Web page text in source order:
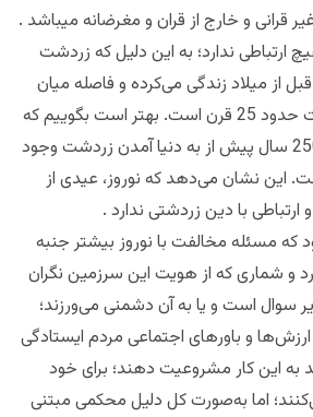
قرانی و خارج از قران و مغرضانه میباشد .
ارتباطی ندارد؛ به این دلیل که زردشت
تا 600 سال قبل از میلاد زندگی می‌کرده و فاصله میان
پیشدادیان بلخ و زردشت حدود 25 قرن است. بهتر است بگوییم که
نوروز حدود 2400 یا 2500 سال پیش از به دنیا آمدن زردشت وجود
این نشان می‌دهد که نوروز، عیدی از
با دین زردشتی ندارد .
که مسئله مخالفت با نوروز بیشتر جنبه
و شماری که از هویت این سرزمین نگران‌
سوال است و یا به آن دشمنی می‌ورزند؛
و باورهای اجتماعی مردم ایستادگی
به این کار مشروعیت دهند؛ برای خود
اما به‌صورت کل دلیل محکمی مبتنی